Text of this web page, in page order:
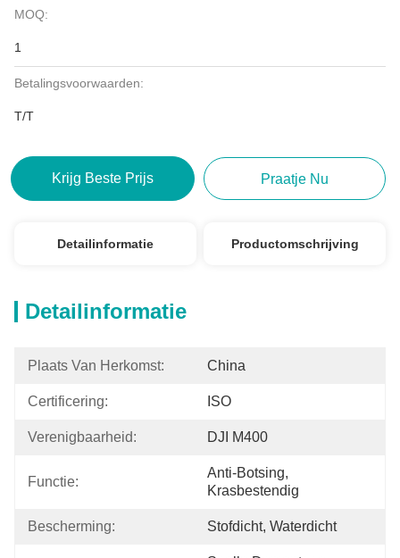
MOQ:
1
Betalingsvoorwaarden:
T/T
Krijg Beste Prijs Praatje Nu
Detailinformatie Productomschrijving
Detailinformatie
Plaats Van Herkomst: China
Certificering: ISO
Verenigbaarheid: DJI M400
Functie:
Anti-Botsing,
Krasbestendig
Bescherming: Stofdicht, Waterdicht